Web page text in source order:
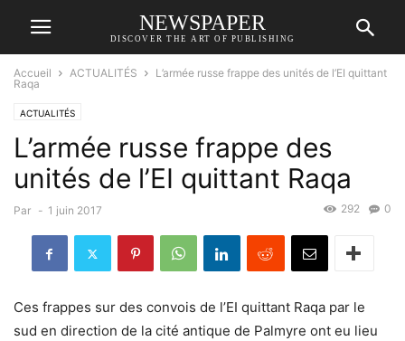
NEWSPAPER
DISCOVER THE ART OF PUBLISHING
Accueil ACTUALITÉS
L’armée russe frappe des unités de l’EI quittant
Raqa
ACTUALITÉS
L’armée russe frappe des
unités de l’EI quittant Raqa
Par - 1 juin 2017 0
292
Ces frappes sur des convois de l’EI quittant Raqa par le
sud en direction de la cité antique de Palmyre ont eu lieu